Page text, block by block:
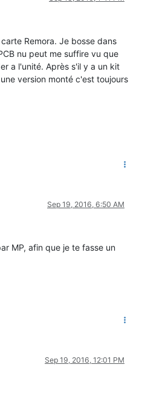
Remora. Je bosse dans
nu peut me suffire vu que
a l'unité. Après s'il y a un kit
version monté c'est toujours
Sep 19, 2016, 6:50 AM
MP, afin que je te fasse un
Sep 19, 2016, 12:01 PM